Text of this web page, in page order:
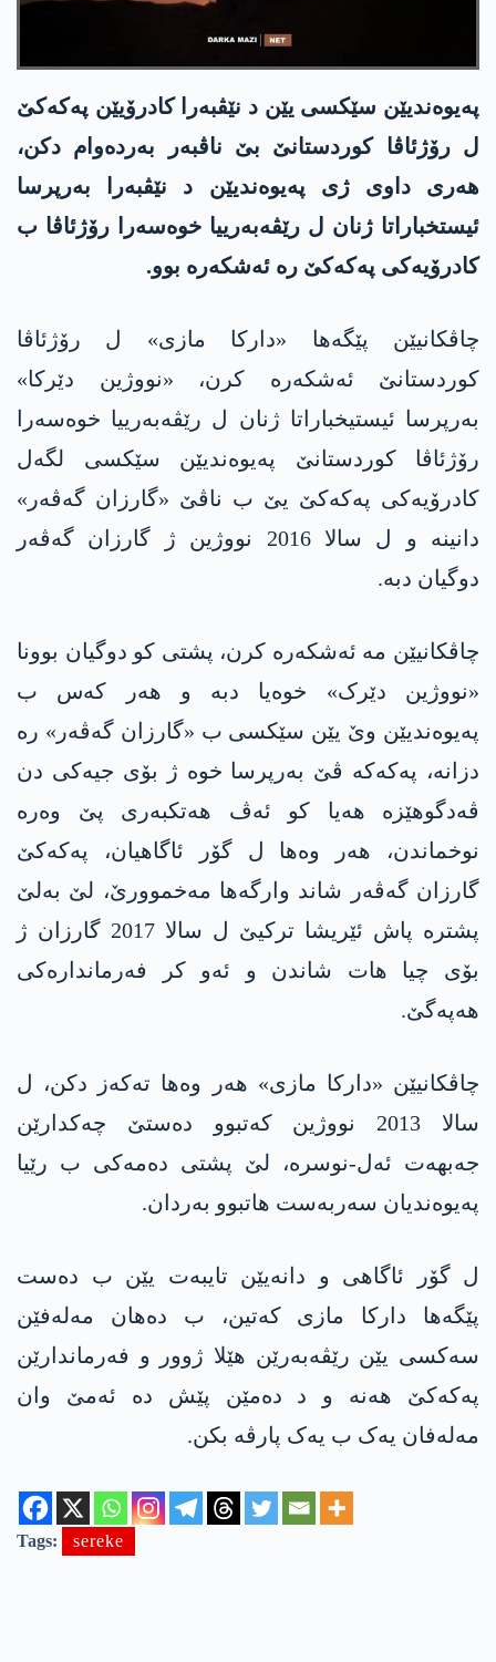
پەیوەندیێن سێکسی یێن د نێڤبەرا کادرۆیێن پەکەکێ
ل رۆژئاڤا کوردستانێ بێ ناڤبەر بەردەوام دکن،
هەری داوی ژی پەیوەندیێن د نێڤبەرا بەرپرسا
ئیستخباراتا ژنان ل رێڤەبەرییا خوەسەرا رۆژئاڤا ب
کادرۆیەکی پەکەکێ رە ئەشکەرە بوو.
چاڤکانیێن پێگەها «دارکا مازی» ل رۆژئاڤا
کوردستانێ ئەشکەرە کرن، «نووژین دێرکا»
بەرپرسا ئیستیخباراتا ژنان ل رێڤەبەرییا خوەسەرا
رۆژئاڤا کوردستانێ پەیوەندیێن سێکسی لگەل
کادرۆیەکی پەکەکێ یێ ب ناڤێ «گارزان گەڤەر»
دانینە و ل سالا 2016 نووژین ژ گارزان گەڤەر
دوگیان دبە.
چاڤکانیێن مە ئەشکەرە کرن، پشتی کو دوگیان بوونا
«نووژین دێرک» خوەیا دبە و هەر کەس ب
پەیوەندیێن وێ یێن سێکسی ب «گارزان گەڤەر» رە
دزانە، پەکەکە ڤێ بەرپرسا خوە ژ بۆی جیەکی دن
ڤەدگوهێزە هەیا کو ئەڤ هەتکبەری پێ وەرە
نوخماندن، هەر وەها ل گۆر ئاگاهیان، پەکەکێ
گارزان گەڤەر شاند وارگەها مەخموورێ، لێ بەلێ
پشترە پاش ئێریشا ترکیێ ل سالا 2017 گارزان ژ
بۆی چیا هات شاندن و ئەو کر فەرماندارەکی
هەپەگێ.
چاڤکانیێن «دارکا مازی» هەر وەها تەکەز دکن، ل
سالا 2013 نووژین کەتبوو دەستێ چەکدارێن
جەبهەت ئەل-نوسرە، لێ پشتی دەمەکی ب رێیا
پەیوەندیان سەربەست هاتبوو بەردان.
ل گۆر ئاگاهی و دانەیێن تایبەت یێن ب دەست
پێگەها دارکا مازی کەتین، ب دەهان مەلەفێن
سەکسی یێن رێڤەبەرێن هێلا ژوور و فەرماندارێن
پەکەکێ هەنە و د دەمێن پێش دە ئەمێ وان
مەلەفان یەک ب یەک پارڤە بکن.
Tags: sereke